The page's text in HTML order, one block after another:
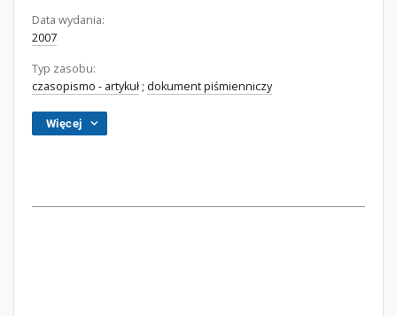
Data wydania:
2007
Typ zasobu:
czasopismo - artykuł ; dokument piśmienniczy
Więcej